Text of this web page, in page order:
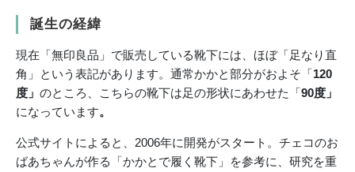
誕生の経緯
現在「無印良品」で販売している靴下には、ほぼ「足なり直
角」という表記があります。通常かかと部分がおよそ「120
度」 のところ、こちらの靴下は足の形状にあわせた「90度」
になっています。
公式サイトによると、2006年に開発がスタート。チェコのお
ばあちゃんが作る「かかとで履く靴下」を参考に、研究を重